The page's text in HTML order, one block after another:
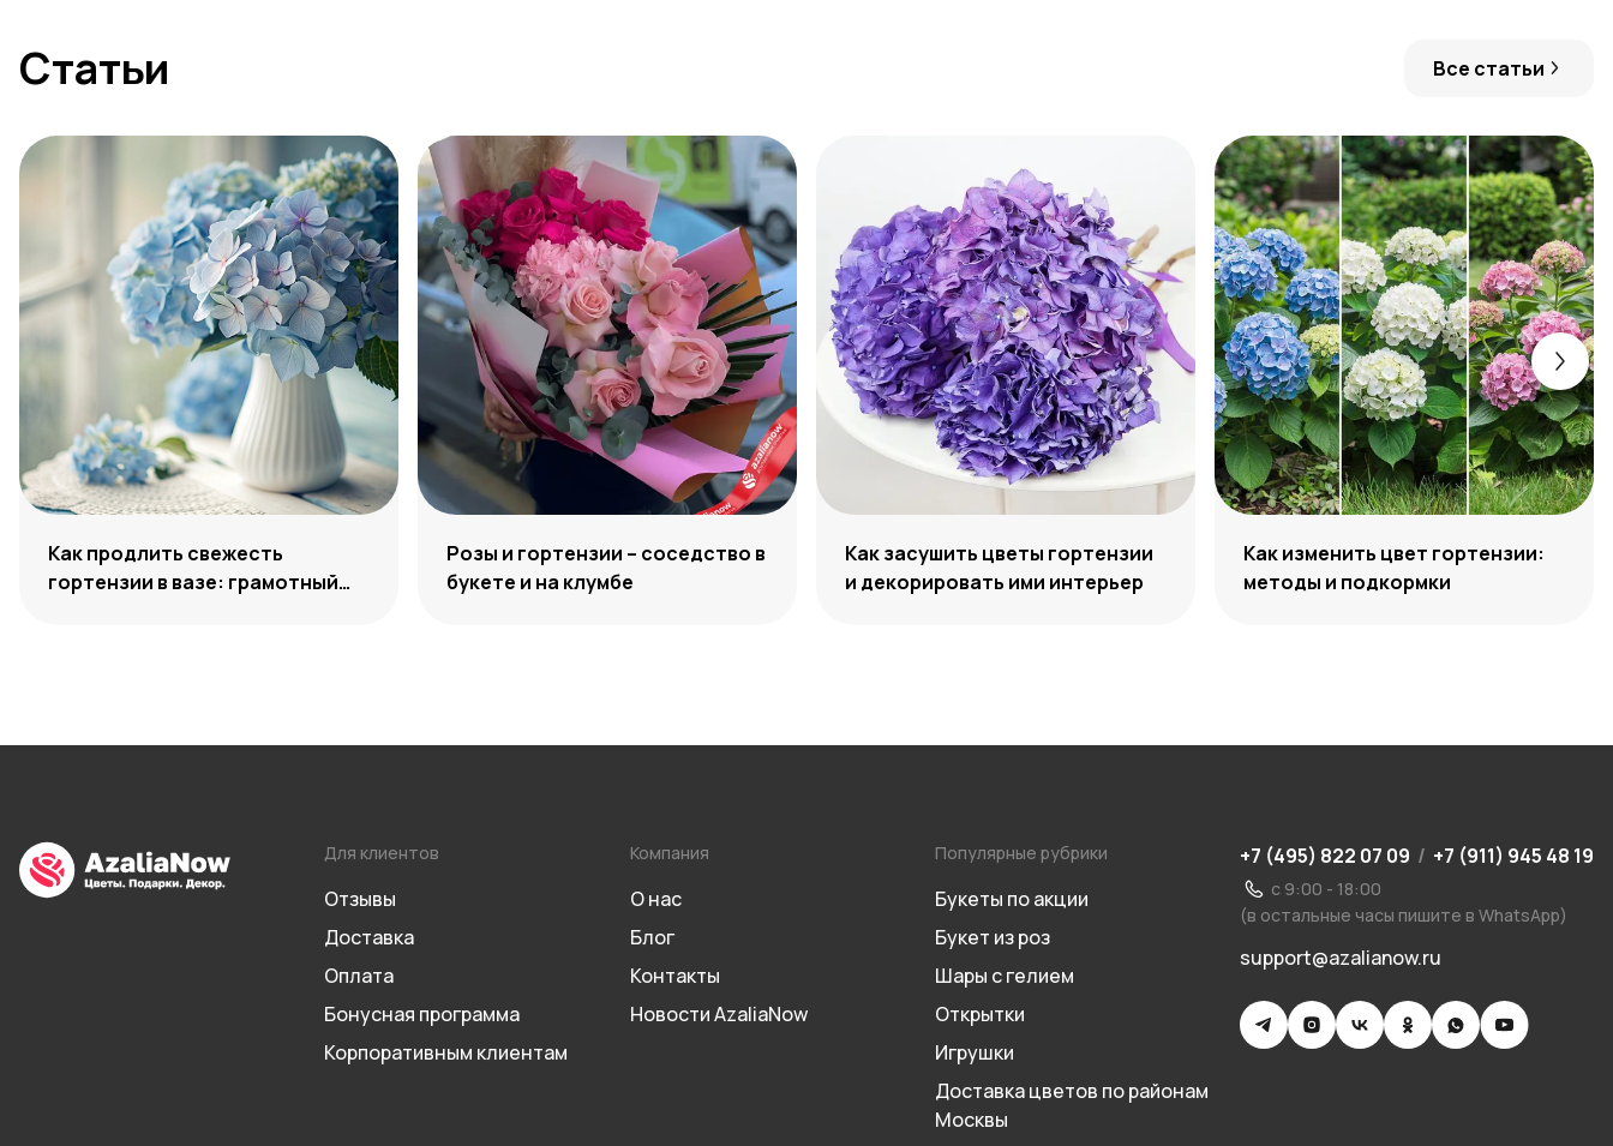
Статьи Все статьи
Как продлить свежесть
гортензии в вазе: грамотный
Розы и гортензии – соседство в
букете и на клумбе
Как засушить цветы гортензии
и декорировать ими интерьер
Как изменить цвет гортензии:
методы и подкормки
Для клиентов
Отзывы
Доставка
Оплата
Бонусная программа
Корпоративным клиентам
Компания
О нас
Блог
Контакты
Новости AzaliaNow
Популярные рубрики
Букеты по акции
Букет из роз
Шары с гелием
Открытки
Игрушки
Доставка цветов по районам
Москвы
+7 (495) 822 07 09 / +7 (911) 945 48 19
с 9:00 - 18:00
(в остальные часы пишите в WhatsApp)
support@azalianow.ru